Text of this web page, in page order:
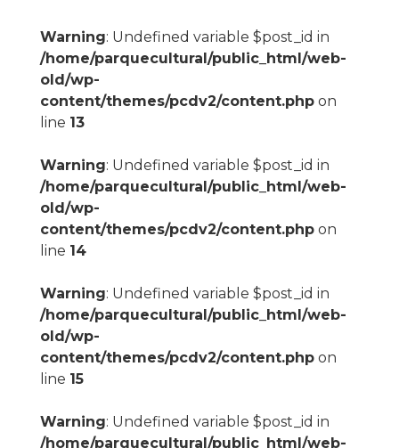
Warning: Undefined variable $post_id in
/home/parquecultural/public_html/web-
old/wp-
content/themes/pcdv2/content.phpon
line 13
Warning: Undefined variable $post_id in
/home/parquecultural/public_html/web-
old/wp-
content/themes/pcdv2/content.phpon
line 14
Warning: Undefined variable $post_id in
/home/parquecultural/public_html/web-
old/wp-
content/themes/pcdv2/content.phpon
line 15
Warning: Undefined variable $post_id in
/home/parquecultural/public_html/web-